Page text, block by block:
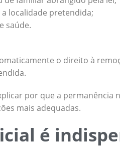
localidade pretendida;
saúde.
o direito à
por que a
mais adequadas.
é